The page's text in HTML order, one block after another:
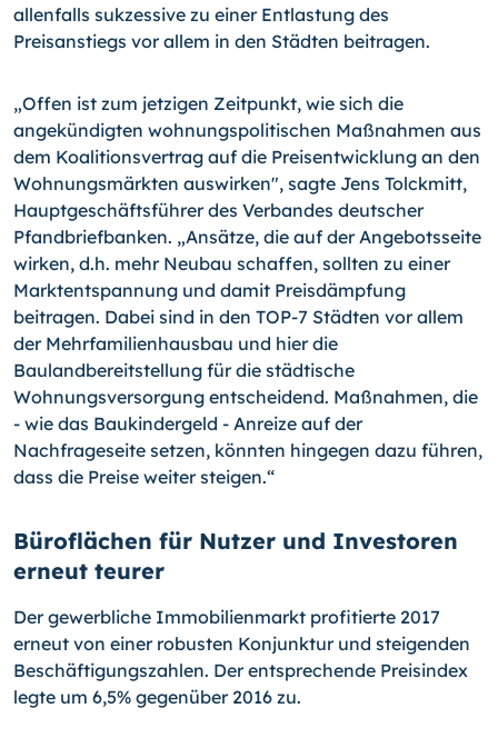
allenfalls sukzessive zu einer Entlastung des
Preisanstiegs vor allem in den Städten beitragen.
„Offen ist zum jetzigen Zeitpunkt, wie sich die
angekündigten wohnungspolitischen Maßnahmen aus
dem Koalitionsvertrag auf die Preisentwicklung an den
Wohnungsmärkten auswirken", sagte Jens Tolckmitt,
Hauptgeschäftsführer des Verbandes deutscher
Pfandbriefbanken. „Ansätze, die auf der Angebotsseite
wirken, d.h. mehr Neubau schaffen, sollten zu einer
Marktentspannung und damit Preisdämpfung
beitragen. Dabei sind in den TOP-7 Städten vor allem
der Mehrfamilienhausbau und hier die
Baulandbereitstellung für die städtische
Wohnungsversorgung entscheidend. Maßnahmen, die
- wie das Baukindergeld - Anreize auf der
Nachfrageseite setzen, könnten hingegen dazu führen,
dass die Preise weiter steigen.“
Büroflächen für Nutzer und Investoren
erneut teurer
Der gewerbliche Immobilienmarkt profitierte 2017
erneut von einer robusten Konjunktur und steigenden
Beschäftigungszahlen. Der entsprechende Preisindex
legte um 6,5% gegenüber 2016 zu.